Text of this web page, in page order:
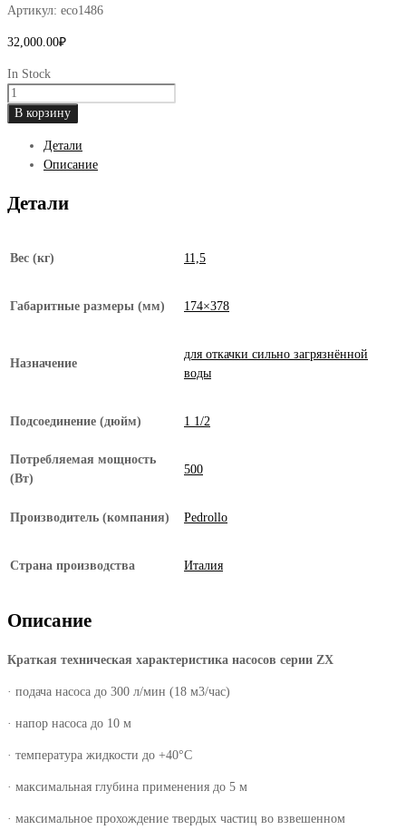
Артикул: eco1486
32,000.00₽
In Stock
Количество
товара
насос
Pedrollo
1B/40
В корзину
Детали
Описание
Детали
Вес (кг) 11,5
Габаритные размеры (мм) 174×378
Назначение
для откачки сильно загрязнённой
воды
Подсоединение (дюйм) 1 1/2
Потребляемая мощность
(Вт)
500
Производитель (компания) Pedrollo
Страна производства Италия
Описание
Краткая техническая характеристика насосов серии ZX
· подача насоса до 300 л/мин (18 м3/час)
· напор насоса до 10 м
· температура жидкости до +40°С
· максимальная глубина применения до 5 м
· максимальное прохождение твердых частиц во взвешенном